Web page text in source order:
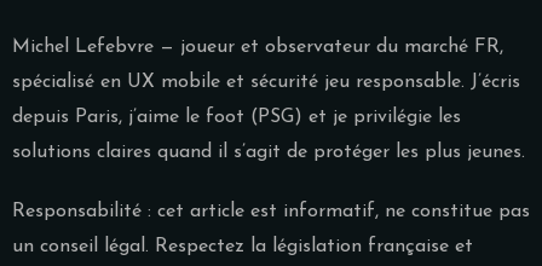
Michel Lefebvre — joueur et observateur du marché FR,
spécialisé en UX mobile et sécurité jeu responsable. J’écris
depuis Paris, j’aime le foot (PSG) et je privilégie les
solutions claires quand il s’agit de protéger les plus jeunes.
Responsabilité : cet article est informatif, ne constitue pas
un conseil légal. Respectez la législation française et